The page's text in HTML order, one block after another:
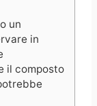
un
in
il composto